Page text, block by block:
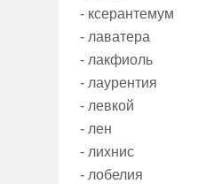
- ксерантемум
- лаватера
- лакфиоль
- лаурентия
- левкой
- лен
- лихнис
- лобелия